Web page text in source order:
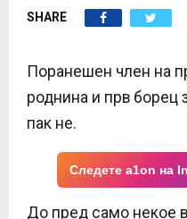
E
N
U
SHARE
Поранешен член на
роднина и прв
пак не.
Следете a1on на
До пред само некое